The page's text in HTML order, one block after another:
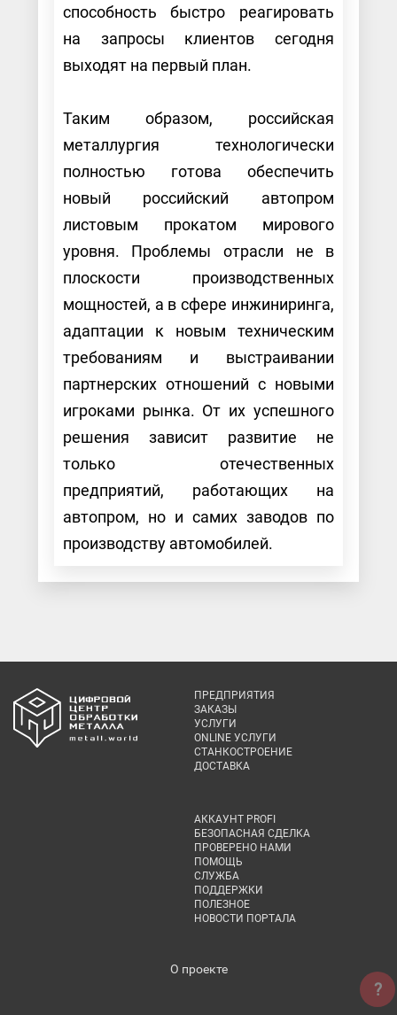
способность быстро реагировать
на запросы клиентов сегодня
выходят на первый план.
Таким образом, российская
металлургия технологически
полностью готова обеспечить
новый российский автопром
листовым прокатом мирового
уровня. Проблемы отрасли не в
плоскости производственных
мощностей, а в сфере инжиниринга,
адаптации к новым техническим
требованиям и выстраивании
партнерских отношений с новыми
игроками рынка. От их успешного
решения зависит развитие не
только отечественных
предприятий, работающих на
автопром, но и самих заводов по
производству автомобилей.
ПРЕДПРИЯТИЯ
ЗАКАЗЫ
УСЛУГИ
ONLINE УСЛУГИ
СТАНКОСТРОЕНИЕ
ДОСТАВКА
АККАУНТ PROFI
БЕЗОПАСНАЯ СДЕЛКА
ПРОВЕРЕНО НАМИ
ПОМОЩЬ
СЛУЖБА
ПОДДЕРЖКИ
ПОЛЕЗНОЕ
НОВОСТИ ПОРТАЛА
О проекте
?